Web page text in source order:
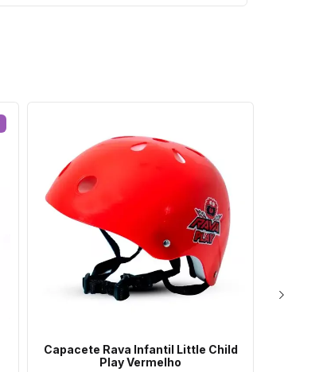
Capacete Rava Infantil Little Child
Play Vermelho